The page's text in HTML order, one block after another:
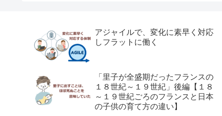
アジャイルで、変化に素早く対応
しフラットに働く
「里子が全盛期だったフランスの
１８世紀～１９世紀」後編【１８
～１９世紀ごろのフランスと日本
の子供の育て方の違い】